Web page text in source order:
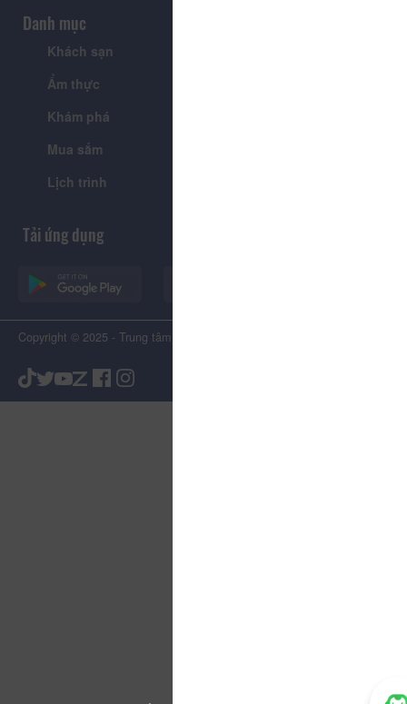
Danh mục
Khách sạn
Ẩm thực
Khám phá
Mua sắm
Lịch trình
Tải ứng dụng
Copyright © 2025 - Trung tâm Xúc tiến Du lịch Tỉnh Lâm Đồng